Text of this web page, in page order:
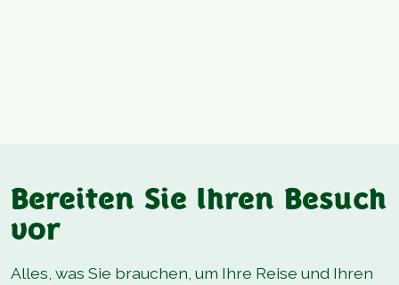
Bereiten Sie Ihren Besuch
vor
Alles, was Sie brauchen, um Ihre Reise und Ihren